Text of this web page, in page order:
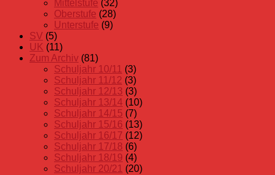
Mittelstufe (32)
Oberstufe (28)
Unterstufe (9)
SV (5)
UK (11)
Zum Archiv (81)
Schuljahr 10/11 (3)
Schuljahr 11/12 (3)
Schuljahr 12/13 (3)
Schuljahr 13/14 (10)
Schuljahr 14/15 (7)
Schuljahr 15/16 (13)
Schuljahr 16/17 (12)
Schuljahr 17/18 (6)
Schuljahr 18/19 (4)
Schuljahr 20/21 (20)